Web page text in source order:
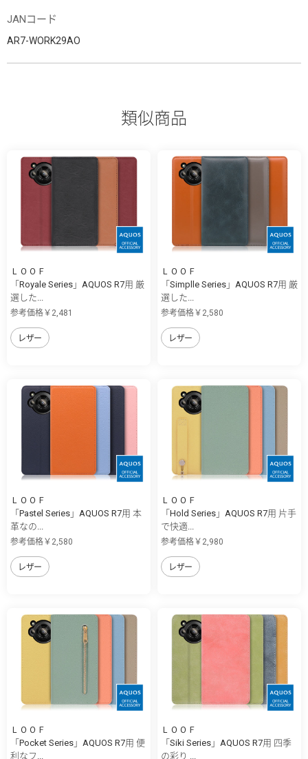
JANコード
AR7-WORK29AO
類似商品
ＬＯＯＦ
「Royale Series」AQUOS R7用 厳
選した...
参考価格￥2,481
レザー
ＬＯＯＦ
「Simplle Series」AQUOS R7用 厳
選した...
参考価格￥2,580
レザー
ＬＯＯＦ
「Pastel Series」AQUOS R7用 本
革なの...
参考価格￥2,580
レザー
ＬＯＯＦ
「Hold Series」AQUOS R7用 片手
で快適...
参考価格￥2,980
レザー
ＬＯＯＦ
「Pocket Series」AQUOS R7用 便
利なフ...
ＬＯＯＦ
「Siki Series」AQUOS R7用 四季
の彩り ...